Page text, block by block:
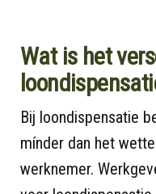
Wat is het
Bij loondispensatie
mínder dan het
werknemer.